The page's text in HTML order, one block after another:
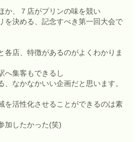
か、７店がプリンの味を競い
を決める、記念すべき第一回大会で
各店、特徴があるのがよくわかりま
へ集客もできるし
、なかなかいい企画だと思います。
を活性化させることができるのは素
加したかった(笑)